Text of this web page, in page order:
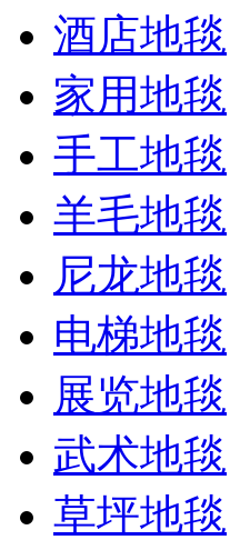
酒店地毯
家用地毯
手工地毯
羊毛地毯
尼龙地毯
电梯地毯
展览地毯
武术地毯
草坪地毯